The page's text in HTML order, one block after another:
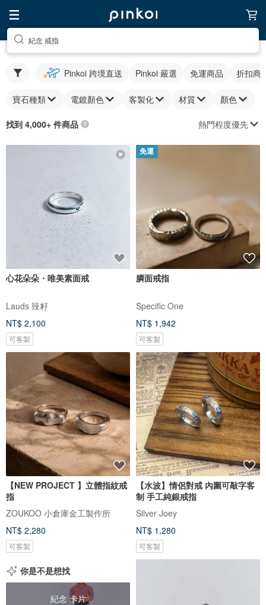
紀念 戒指
Pinkoi 跨境直送 Pinkoi 嚴選 免運商品 折扣商
寶石種類 電鍍顏色 客製化 材質 顏色
找到 4,000+ 件商品 熱門程度優先
心花朵朵・唯美素面戒
Lauds 辣籽
NT$ 2,100
可客製
免運
膦面戒指
Specific One
NT$ 1,942
可客製
【NEW PROJECT 】立體指紋戒
指
ZOUKOO 小倉庫金工製作所
NT$ 2,280
可客製
【水波】情侶對戒 內圍可敲字客
制 手工純銀戒指
Silver Joey
NT$ 1,280
可客製
你是不是想找
紀念 卡片